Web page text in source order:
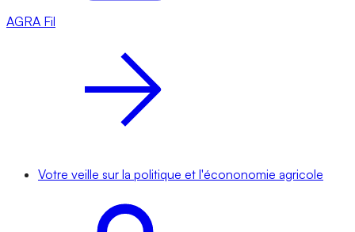
AGRA Fil
Votre veille sur la politique et l'écononomie agricole